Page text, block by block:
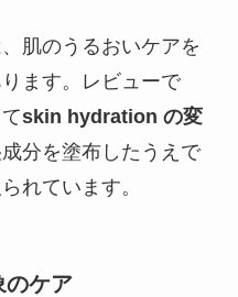
肌のうるおいケアを
ます。レビューで
skin hydration の変
分を塗布したうえで
れています。
のケア